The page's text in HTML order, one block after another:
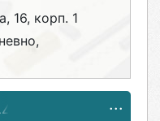
16, корп. 1
68-66